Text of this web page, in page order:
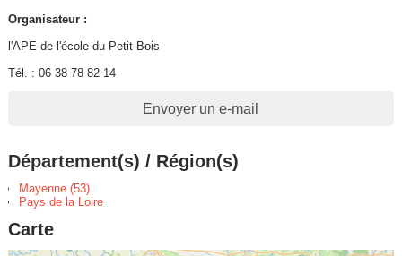
Organisateur :
l'APE de l'école du Petit Bois
Tél. : 06 38 78 82 14
Envoyer un e-mail
Département(s) / Région(s)
Mayenne (53)
Pays de la Loire
Carte